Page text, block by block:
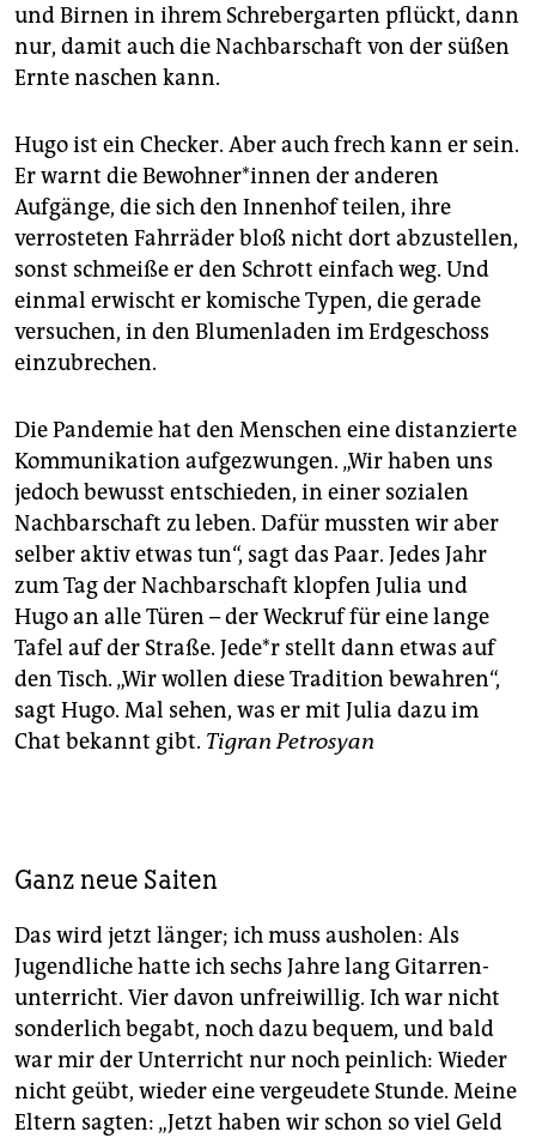
und Birnen in ihrem Schrebergarten pflückt, dann
nur, damit auch die Nachbarschaft von der süßen
Ernte naschen kann.
Hugo ist ein Checker. Aber auch frech kann er sein.
Er warnt die Bewoh­ne­r*in­nen der anderen
Aufgänge, die sich den Innenhof teilen, ihre
verrosteten Fahrräder bloß nicht dort abzustellen,
sonst schmeiße er den Schrott einfach weg. Und
einmal erwischt er komische Typen, die gerade
versuchen, in den Blumenladen im Erdgeschoss
einzubrechen.
Die Pandemie hat den Menschen eine distanzierte
Kommunikation aufgezwungen. „Wir haben uns
jedoch bewusst entschieden, in einer sozialen
Nachbarschaft zu leben. Dafür mussten wir aber
selber aktiv etwas tun“, sagt das Paar. Jedes Jahr
zum Tag der Nachbarschaft klopfen Julia und
Hugo an alle Türen – der Weckruf für eine lange
Tafel auf der Straße. Je­de*r stellt dann etwas auf
den Tisch. „Wir wollen diese Tradition bewahren“,
sagt Hugo. Mal sehen, was er mit Julia dazu im
Chat bekannt gibt. Tigran Petrosyan
Ganz neue Saiten
Das wird jetzt länger; ich muss ausholen: Als
Jugendliche hatte ich sechs Jahre lang Gitarren­
unterricht. Vier davon unfreiwillig. Ich war nicht
sonderlich begabt, noch dazu bequem, und bald
war mir der Unterricht nur noch peinlich: Wieder
nicht geübt, wieder eine vergeudete Stunde. Meine
Eltern sagten: „Jetzt haben wir schon so viel Geld